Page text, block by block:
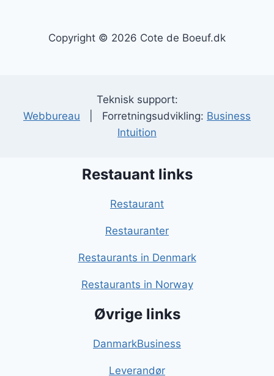
Copyright © 2026 Cote de Boeuf.dk
Teknisk support:
Webbureau | Forretningsudvikling: Business
Intuition
Restauant links
Restaurant
Restauranter
Restaurants in Denmark
Restaurants in Norway
Øvrige links
DanmarkBusiness
Leverandør